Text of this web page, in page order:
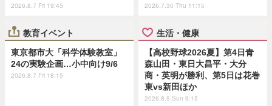
2026.8.7 Fri 19:45 2026.7.30 Thu 11:15
教育イベント
東京都市大「科学体験教室」
24の実験企画…小中向け9/6
2026.8.7 Fri 18:15
生活・健康
【高校野球2026夏】第4日青
森山田・東日大昌平・大分
商・英明が勝利、第5日は花巻
東vs新田ほか
2026.8.9 Sun 9:15